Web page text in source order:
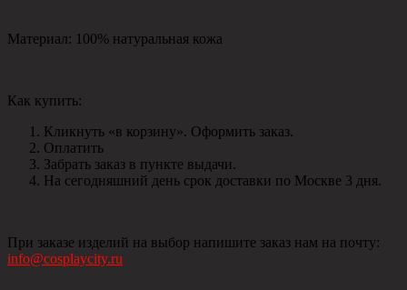
Материал: 100% натуральная кожа
Как купить:
Кликнуть «в корзину». Оформить заказ.
Оплатить
Забрать заказ в пункте выдачи.
На сегодняшний день срок доставки по Москве 3 дня.
При заказе изделий на выбор напишите заказ нам на почту:
info@cosplaycity.ru